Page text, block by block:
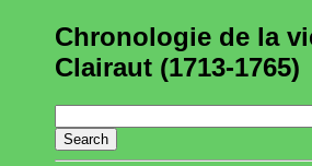
Chronologie de la
Clairaut (1713-1765)